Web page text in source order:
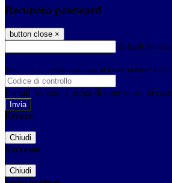
Recupero password
button close ×
E-mail Verrà
Non hai una e-mail associata al nome utente?
E-mail inviata, si prega di controllare la
Errore
Chiudi
Successo
Chiudi